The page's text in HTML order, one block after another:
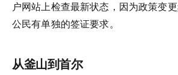
户网站上检查最新状态，因为政策变
公民有单独的签证要求。
从釜山到首尔